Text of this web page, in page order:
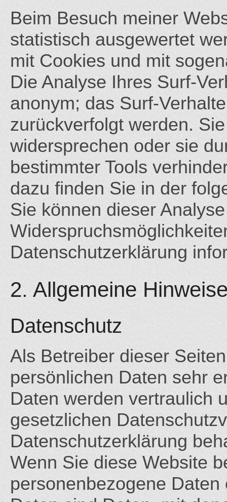
Beim Besuch meiner
statistisch ausgewertet
mit Cookies und mit
Die Analyse Ihres Surf-
anonym; das Surf-
zurückverfolgt werden.
widersprechen oder sie
bestimmter Tools
dazu finden Sie in der
Sie können dieser
Datenschutzerklärung
2. Allgemeine
Datenschutz
Als Betreiber dieser
persönlichen Daten sehr
Daten werden vertraulich
gesetzlichen
Datenschutzerklärung
Wenn Sie diese Website
personenbezogene